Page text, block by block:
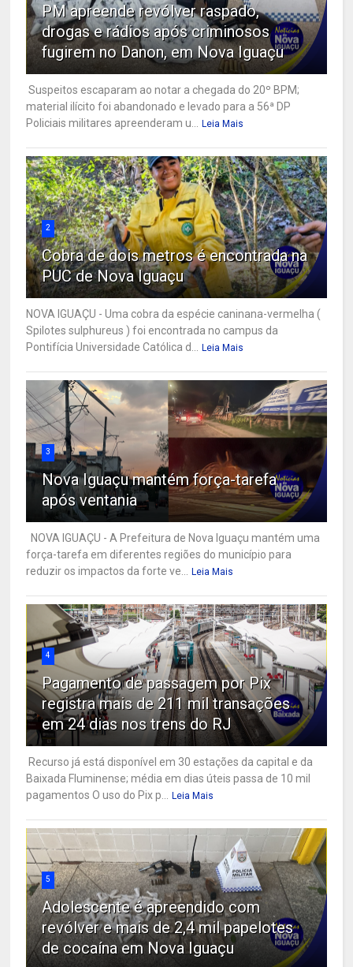
PM apreende revólver raspado,
drogas e rádios após criminosos
fugirem no Danon, em Nova Iguaçu
Suspeitos escaparam ao notar a chegada do 20º BPM;
material ilícito foi abandonado e levado para a 56ª DP
Policiais militares apreenderam u...
Leia Mais
2
Cobra de dois metros é encontrada na
PUC de Nova Iguaçu
NOVA IGUAÇU - Uma cobra da espécie caninana-vermelha (
Spilotes sulphureus ) foi encontrada no campus da
Pontifícia Universidade Católica d...
Leia Mais
3
Nova Iguaçu mantém força-tarefa
após ventania
NOVA IGUAÇU - A Prefeitura de Nova Iguaçu mantém uma
força-tarefa em diferentes regiões do município para
reduzir os impactos da forte ve...
Leia Mais
4
Pagamento de passagem por Pix
registra mais de 211 mil transações
em 24 dias nos trens do RJ
Recurso já está disponível em 30 estações da capital e da
Baixada Fluminense; média em dias úteis passa de 10 mil
pagamentos O uso do Pix p...
Leia Mais
5
Adolescente é apreendido com
revólver e mais de 2,4 mil papelotes
de cocaína em Nova Iguaçu